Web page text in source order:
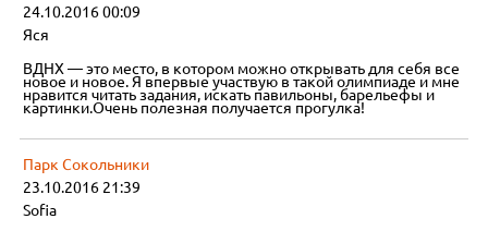
24.10.2016 00:09
Яся
ВДНХ — это место, в котором можно открывать для себя все
новое и новое. Я впервые участвую в такой олимпиаде и мне
нравится читать задания, искать павильоны, барельефы и
картинки.Очень полезная получается прогулка!
Парк Сокольники
23.10.2016 21:39
Sofia